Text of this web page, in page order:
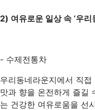
2) 여유로운 일상 속 ‘우리
- 수제전통차
우리동네라운지에서 직
맛과 향을 온전하게 즐길
는 건강한 여유로움을 선